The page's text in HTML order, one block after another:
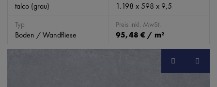
talco (grau) 1.198 x 598 x 9,5
Typ
Boden / Wandfliese
Preis inkl. MwSt.
95,48 € / m²